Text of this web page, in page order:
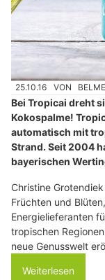
25.10.16 VON
Bei Tropicai dreht
Kokospalme!
automatisch mit
Strand. Seit 2004
bayerischen
Christine
Früchten und
Energielieferanten
tropischen
neue Genusswelt
Weiterlesen